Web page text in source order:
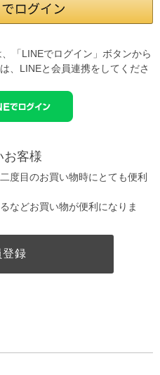
「LINEでログイン」ボタンから
、 LINEと会員連携をしてくださ
お客様
度目のお買い物時にとても便利
などお買い物が便利になりま
録